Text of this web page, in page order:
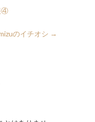
④
のイチオシ →